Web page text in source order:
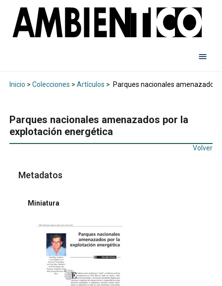
Inicio > Colecciones > Artículos > Parques nacionales amenazados
Parques nacionales amenazados por la
explotación energética
Volver
Metadatos
Miniatura